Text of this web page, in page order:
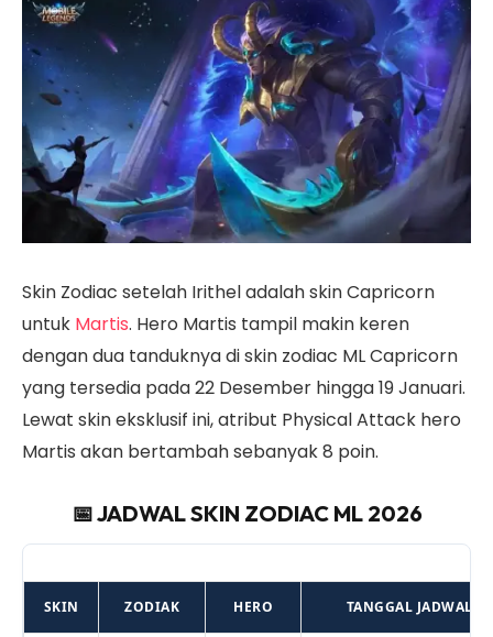
Skin Zodiac setelah Irithel adalah skin Capricorn
untuk Martis. Hero Martis tampil makin keren
dengan dua tanduknya di skin zodiac ML Capricorn
yang tersedia pada 22 Desember hingga 19 Januari.
Lewat skin eksklusif ini, atribut Physical Attack hero
Martis akan bertambah sebanyak 8 poin.
📅 JADWAL SKIN ZODIAC ML 2026
SKIN ZODIAK HERO TANGGAL JADWAL